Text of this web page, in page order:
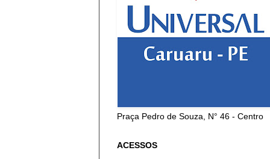
Praça Pedro de Souza, N° 46 - Centro
ACESSOS